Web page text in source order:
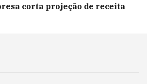
corta projeção de receita